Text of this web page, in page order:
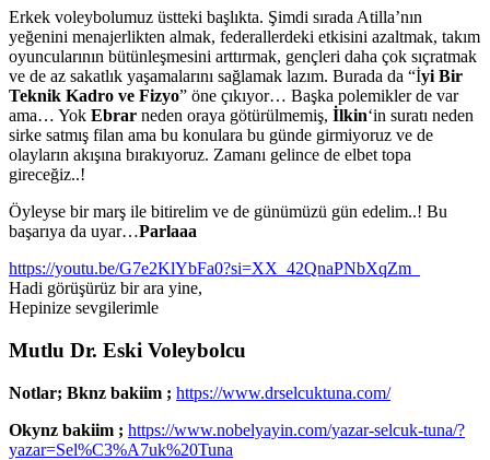
Erkek voleybolumuz üstteki başlıkta. Şimdi sırada Atilla’nın
yeğenini menajerlikten almak, federallerdeki etkisini azaltmak, takım
oyuncularının bütünleşmesini arttırmak, gençleri daha çok sıçratmak
ve de az sakatlık yaşamalarını sağlamak lazım. Burada da “İyi Bir
Teknik Kadro ve Fizyo” öne çıkıyor… Başka polemikler de var
ama… Yok Ebrar neden oraya götürülmemiş, İlkin‘in suratı neden
sirke satmış filan ama bu konulara bu günde girmiyoruz ve de
olayların akışına bırakıyoruz. Zamanı gelince de elbet topa
gireceğiz..!
Öyleyse bir marş ile bitirelim ve de günümüzü gün edelim..! Bu
başarıya da uyar…Parlaaa
https://youtu.be/G7e2KlYbFa0?si=XX_42QnaPNbXqZm_
Hadi görüşürüz bir ara yine,
Hepinize sevgilerimle
Mutlu Dr. Eski Voleybolcu
Notlar; Bknz bakiim ; https://www.drselcuktuna.com/
Okynz bakiim ; https://www.nobelyayin.com/yazar-selcuk-tuna/?
yazar=Sel%C3%A7uk%20Tuna